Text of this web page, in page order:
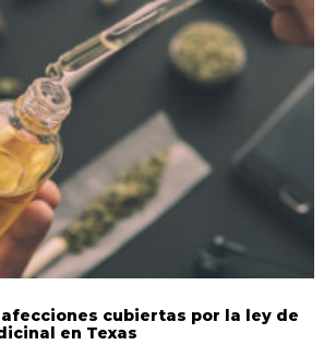
cubiertas por la ley de
en Texas